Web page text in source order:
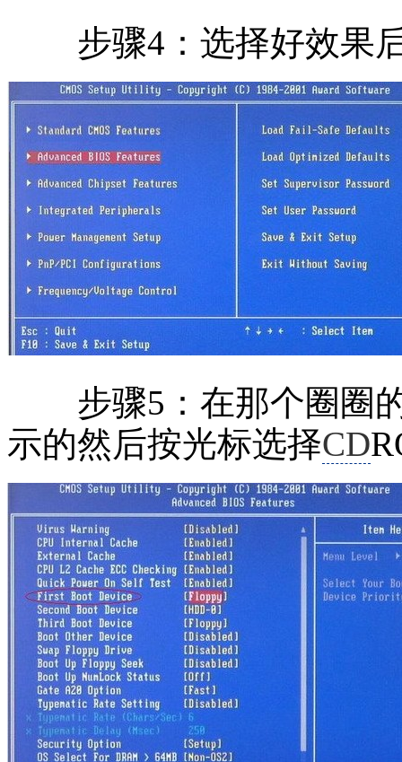
步骤4：选择好效果
步骤5：在那个圈圈的
示的然后按光标选择CD